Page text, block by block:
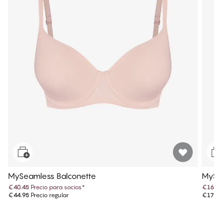
MySeamless Balconette
€40.45 Precio para socios*
€44.95 Precio regular
€16.15
€17.95